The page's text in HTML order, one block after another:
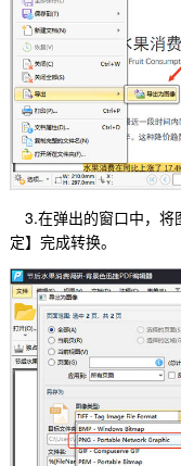
3.在弹出的窗口中，将
定】完成转换。